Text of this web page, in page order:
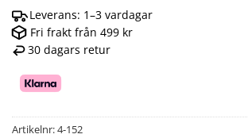
Leverans: 1–3 vardagar
Fri frakt från 499 kr
30 dagars retur
Artikelnr:4-152